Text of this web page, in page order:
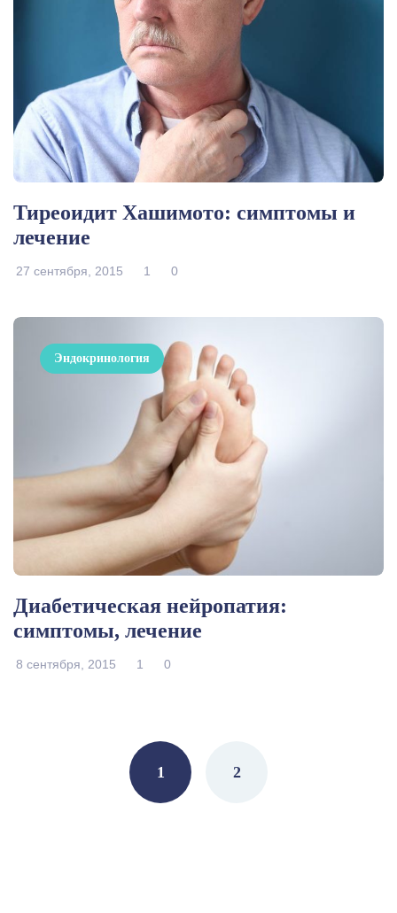
Тиреоидит Хашимото: симптомы и
лечение
27 сентября, 2015 1 0
Эндокринология
Диабетическая нейропатия:
симптомы, лечение
8 сентября, 2015 1 0
Posts navigation
1 2